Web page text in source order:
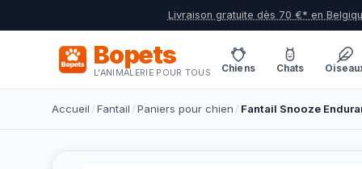
Livraison gratuite dès 70 €* en
Bopets
L'ANIMALERIE POUR TOUS Chiens Chats
Accueil /Fantail /Paniers pour chien / Fantail Snooze